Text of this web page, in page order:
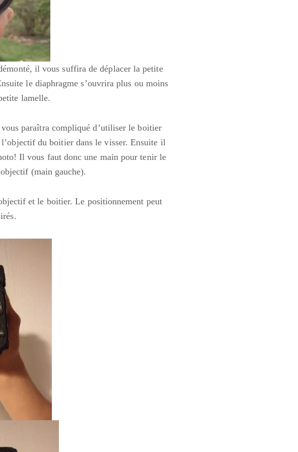
il vous suffira de déplacer la petite
le diaphragme s’ouvrira plus ou moins
lamelle.
paraîtra compliqué d’utiliser le boitier
du boitier dans le visser. Ensuite il
Il vous faut donc une main pour tenir le
(main gauche).
et le boitier. Le positionnement peut